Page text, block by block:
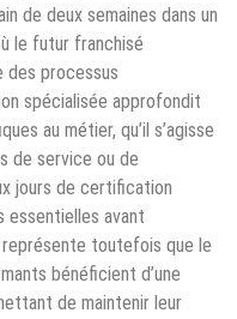
de deux semaines dans un
le futur franchisé
des processus
spécialisée approfondit
au métier, qu’il s’agisse
de service ou de
jours de certification
essentielles avant
représente toutefois que le
bénéficient d’une
de maintenir leur